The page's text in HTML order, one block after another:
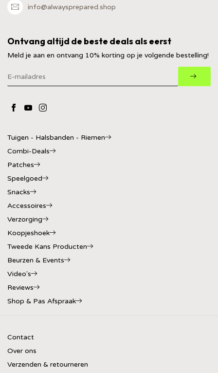
info@alwaysprepared.shop
Ontvang altijd de beste deals als eerst
Meld je aan en ontvang 10% korting op je volgende bestelling!
Tuigen - Halsbanden - Riemen
Combi-Deals
Patches
Speelgoed
Snacks
Accessoires
Verzorging
Koopjeshoek
Tweede Kans Producten
Beurzen & Events
Video's
Reviews
Shop & Pas Afspraak
Contact
Over ons
Verzenden & retourneren